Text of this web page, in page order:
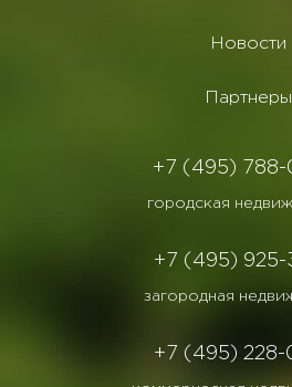
Новости
Партнеры
+7 (495) 788-
городская
+7 (495) 925-
загородная
+7 (495) 228-